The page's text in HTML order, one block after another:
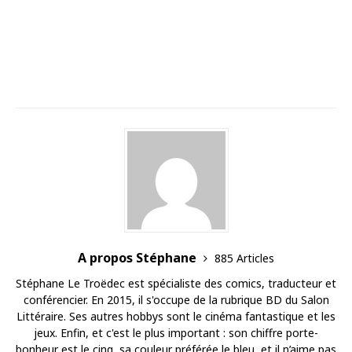
A propos Stéphane
885 Articles
Stéphane Le Troëdec est spécialiste des comics, traducteur et
conférencier. En 2015, il s'occupe de la rubrique BD du Salon
Littéraire. Ses autres hobbys sont le cinéma fantastique et les
jeux. Enfin, et c'est le plus important : son chiffre porte-